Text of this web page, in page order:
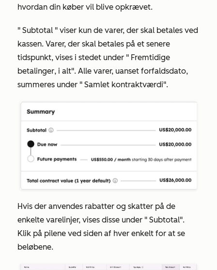
hvordan din køber vil blive opkrævet.
" Subtotal " viser kun de varer, der skal betales ved
kassen. Varer, der skal betales på et senere
tidspunkt, vises i stedet under " Fremtidige
betalinger, i alt". Alle varer, uanset forfaldsdato,
summeres under " Samlet kontraktværdi".
Hvis der anvendes rabatter og skatter på de
enkelte varelinjer, vises disse under " Subtotal".
Klik på pilene ved siden af hver enkelt for at se
beløbene.